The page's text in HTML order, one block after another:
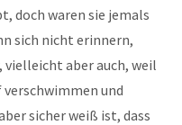
doch waren sie jemals
sich nicht erinnern,
vielleicht aber auch, weil
und
sicher weiß ist, dass